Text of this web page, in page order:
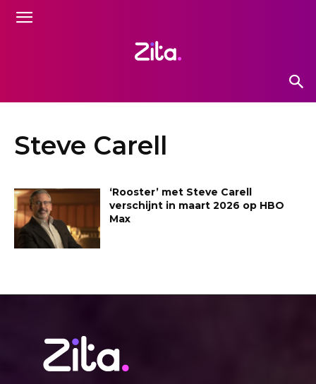
Steve Carell
‘Rooster’ met Steve Carell
verschijnt in maart 2026 op HBO
Max